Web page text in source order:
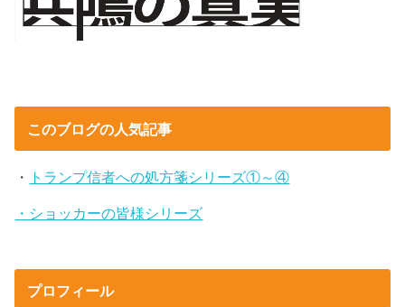
このブログの人気記事
・ トランプ信者への処方箋シリーズ①～④
・ショッカーの皆様シリーズ
プロフィール